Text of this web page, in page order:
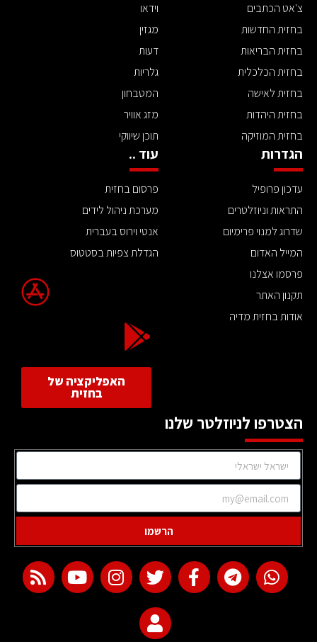
צ'אט הכתבים
בחזית החדשות
בחזית הבריאות
בחזית הכלכלית
בחזית לאישה
בחזית היהדות
בחזית המוזיקה
וידאו
מגזין
דעות
גלריות
המטבחון
מזג אוויר
תוכן שיווקי
הגדרות
עדכון פרופיל
התראות וניוזלטרים
שדרוג למנוי פרימיום
המייל האדום
פרסמו אצלנו
תקנון האתר
אודות בחזית מדיה
עוד ..
פרסום בחזית
מערכת ניהול לידים
אנטי וירוס בעברית
הגדלת צפיות בסטטוס
האפליקציה של
בחזית
הצטרפו לניוזלטר שלנו
הרשמו